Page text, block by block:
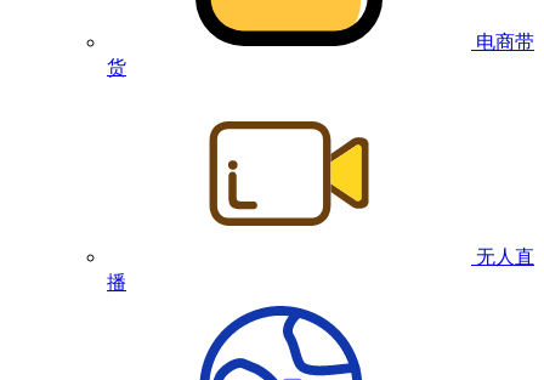
电商带
货
无人直
播